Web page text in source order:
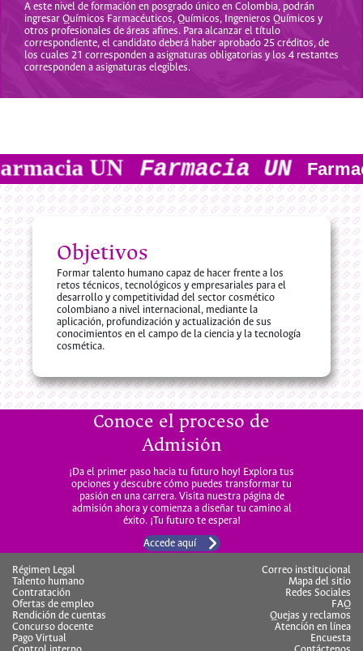
A este nivel de formación en posgrado único en Colombia, podrán
ingresar Químicos Farmacéuticos, Químicos, Ingenieros Químicos y
otros profesionales de áreas afines. Para alcanzar el título
correspondiente, el candidato deberá haber aprobado 25 créditos, de
los cuales 21 corresponden a asignaturas obligatorias y los 4 restantes
corresponden a asignaturas elegibles.
UN Farmacia UN
Objetivos
Formar talento humano capaz de hacer frente a los
retos técnicos, tecnológicos y empresariales para el
desarrollo y competitividad del sector cosmético
colombiano a nivel internacional, mediante la
aplicación, profundización y actualización de sus
conocimientos en el campo de la ciencia y la tecnología
cosmética.
Conoce el proceso de
Admisión
¡Da el primer paso hacia tu futuro hoy! Explora tus
opciones y descubre cómo puedes transformar tu
pasión en una carrera. Visita nuestra página de
admisión ahora y comienza a diseñar tu camino al
éxito. ¡Tu futuro te espera!
Accede aquí
Régimen Legal
Talento humano
Contratación
Ofertas de empleo
Rendición de cuentas
Concurso docente
Pago Virtual
Correo institucional
Mapa del sitio
Redes Sociales
FAQ
Quejas y reclamos
Atención en línea
Encuesta